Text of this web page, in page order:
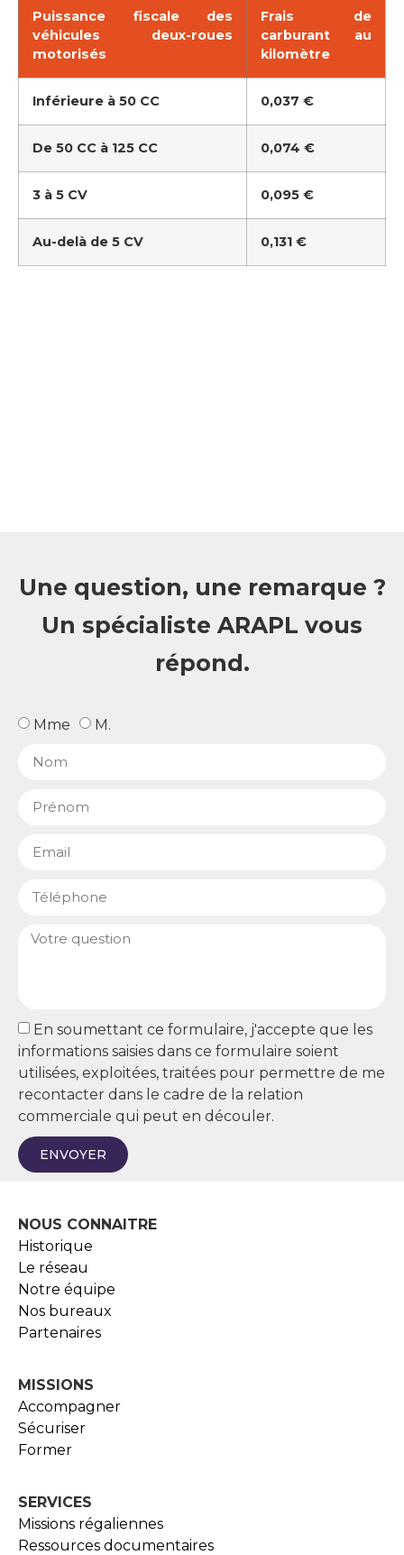
Puissance fiscale des
véhicules deux-roues
motorisés
Frais de
carburant au
kilomètre
Inférieure à 50 CC 0,037 €
De 50 CC à 125 CC 0,074 €
3 à 5 CV 0,095 €
Au-delà de 5 CV 0,131 €
Une question, une remarque ?
Un spécialiste ARAPL vous
répond.
Mme M.
En soumettant ce formulaire, j'accepte que les
informations saisies dans ce formulaire soient
utilisées, exploitées, traitées pour permettre de me
recontacter dans le cadre de la relation
commerciale qui peut en découler.
ENVOYER
NOUS CONNAITRE
Historique
Le réseau
Notre équipe
Nos bureaux
Partenaires
MISSIONS
Accompagner
Sécuriser
Former
SERVICES
Missions régaliennes
Ressources documentaires